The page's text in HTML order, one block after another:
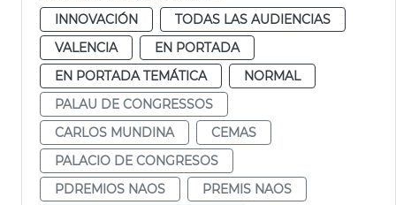
INNOVACIÓN
TODAS LAS AUDIENCIAS
VALENCIA
EN PORTADA
EN PORTADA TEMÁTICA
NORMAL
PALAU DE CONGRESSOS
CARLOS MUNDINA
CEMAS
PALACIO DE CONGRESOS
PDREMIOS NAOS
PREMIS NAOS